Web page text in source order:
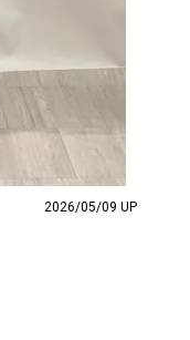
2026/05/09 UP